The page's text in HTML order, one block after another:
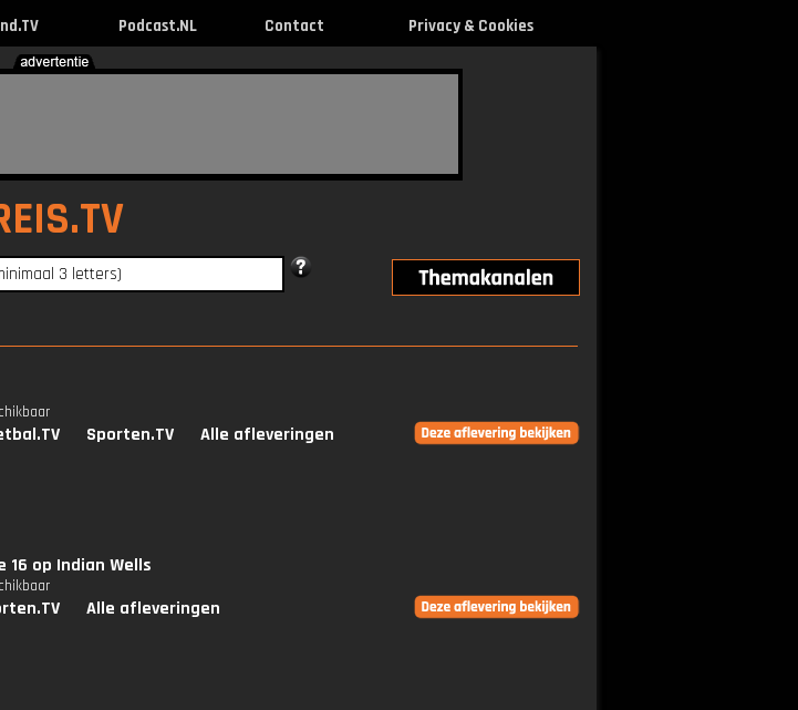
Podcast.NL Contact Privacy & Cookies
Sporten.TV Alle afleveringen
op Indian Wells
Alle afleveringen